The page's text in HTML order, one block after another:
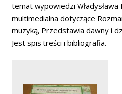
temat wypowiedzi Władysława
multimedialna dotyczące
muzyką, Przedstawia dawny i
Jest spis treści i bibliografia.